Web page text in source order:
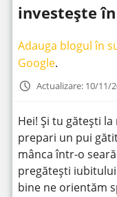
i
t
investește
Adauga blogul în
Google.
Actualizare: 10/11/
Hei! Și tu gătești
prepari un pui
mânca într-o
pregătești
bine ne orientăm